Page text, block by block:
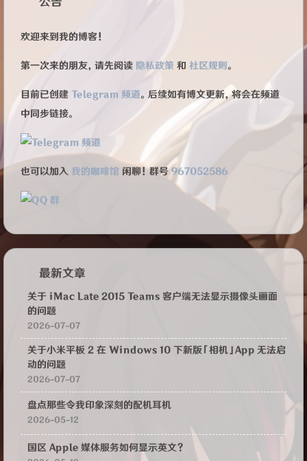
欢迎来到我的博客！
第一次来的朋友，请先阅读 隐私政策 和 社区规则 。
目前已创建 Telegram 频道。后续如有博文更新，将会在频道
中同步链接。
也可以加入 我的咖啡馆 闲聊！群号967052586
最新文章
关于 iMac Late 2015 Teams 客户端无法显示摄像头画面
的问题
2026-07-07
关于小米平板 2 在 Windows 10 下新版「相机」App 无法启
动的问题
2026-07-07
盘点那些令我印象深刻的配机耳机
2026-05-12
国区 Apple 媒体服务如何显示英文？